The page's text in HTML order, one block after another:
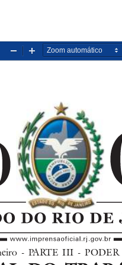
Diminuir
zoom
Aumentar
zoom
-  PARTE  III  -